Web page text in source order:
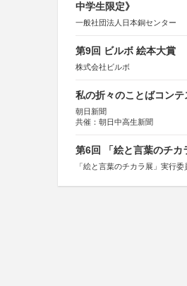
中学生限定》
一般社団法人日本銅センター
第9回 ビルボ 絵本大賞
株式会社ビルボ
私の折々のことばコンテ
朝日新聞
共催：朝日中高生新聞
第6回 「絵と言葉のチカ
「絵と言葉のチカラ展」実行委